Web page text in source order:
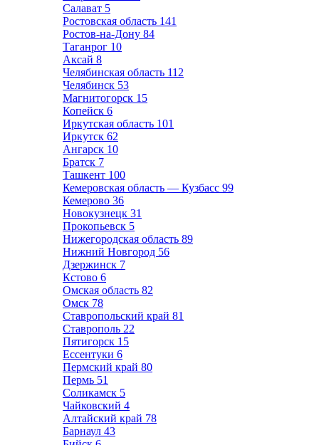
Салават 5
Ростовская область 141
Ростов-на-Дону 84
Таганрог 10
Аксай 8
Челябинская область 112
Челябинск 53
Магнитогорск 15
Копейск 6
Иркутская область 101
Иркутск 62
Ангарск 10
Братск 7
Ташкент 100
Кемеровская область — Кузбасс 99
Кемерово 36
Новокузнецк 31
Прокопьевск 5
Нижегородская область 89
Нижний Новгород 56
Дзержинск 7
Кстово 6
Омская область 82
Омск 78
Ставропольский край 81
Ставрополь 22
Пятигорск 15
Ессентуки 6
Пермский край 80
Пермь 51
Соликамск 5
Чайковский 4
Алтайский край 78
Барнаул 43